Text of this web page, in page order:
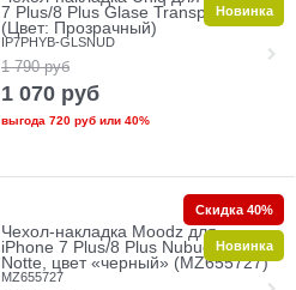
7 Plus/8 Plus Glase Transparent
(Цвет: Прозрачный)
IP7PHYB-GLSNUD
1 790 руб
1 070 руб
выгода 720 рубили 40%
Новинка
Чехол-накладка Moodz для
iPhone 7 Plus/8 Plus Nubuck Hard
Notte, цвет «черный» (MZ655727)
MZ655727
Скидка 40%
Новинка